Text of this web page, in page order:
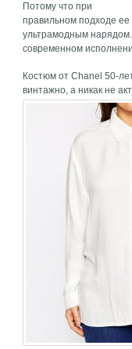
Потому что при
правильном подходе
ультрамодным
современном
Костюм от Chanel 50-
винтажно, а никак не